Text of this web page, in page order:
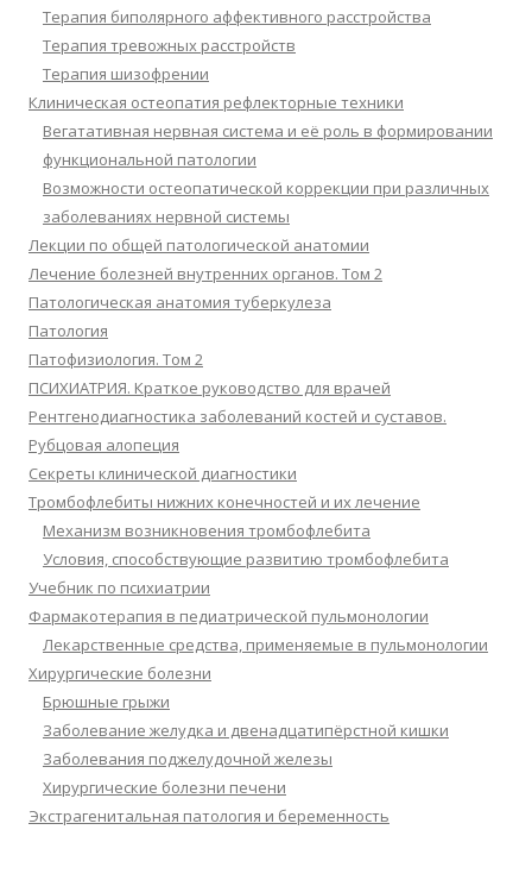
Терапия биполярного аффективного расстройства
Терапия тревожных расстройств
Терапия шизофрении
Клиническая остеопатия рефлекторные техники
Вегатативная нервная система и её роль в формировании
функциональной патологии
Возможности остеопатической коррекции при различных
заболеваниях нервной системы
Лекции по общей патологической анатомии
Лечение болезней внутренних органов. Том 2
Патологическая анатомия туберкулеза
Патология
Патофизиология. Том 2
ПСИХИАТРИЯ. Краткое руководство для врачей
Рентгенодиагностика заболеваний костей и суставов.
Рубцовая алопеция
Секреты клинической диагностики
Тромбофлебиты нижних конечностей и их лечение
Механизм возникновения тромбофлебита
Условия, способствующие развитию тромбофлебита
Учебник по психиатрии
Фармакотерапия в педиатрической пульмонологии
Лекарственные средства, применяемые в пульмонологии
Хирургические болезни
Брюшные грыжи
Заболевание желудка и двенадцатипёрстной кишки
Заболевания поджелудочной железы
Хирургические болезни печени
Экстрагенитальная патология и беременность